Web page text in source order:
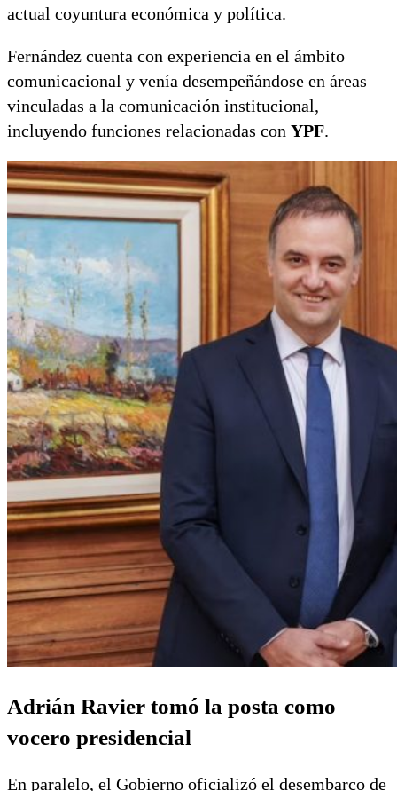
actual coyuntura económica y política.
Fernández cuenta con experiencia en el ámbito
comunicacional y venía desempeñándose en áreas
vinculadas a la comunicación institucional,
incluyendo funciones relacionadas con YPF.
Adrián Ravier tomó la posta como
vocero presidencial
En paralelo, el Gobierno oficializó el desembarco de